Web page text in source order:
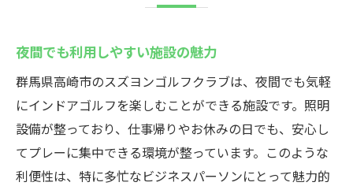
夜間でも利用しやすい施設の魅力
群馬県高崎市のスズヨンゴルフクラブは、夜間でも気軽
にインドアゴルフを楽しむことができる施設です。照明
設備が整っており、仕事帰りやお休みの日でも、安心し
てプレーに集中できる環境が整っています。このような
利便性は、特に多忙なビジネスパーソンにとって魅力的